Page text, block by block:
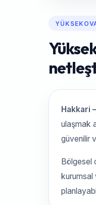
Hakkari
ulaşmak
güvenilir
Bölgesel
kurumsal